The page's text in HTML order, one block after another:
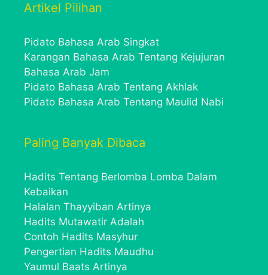
Artikel Pilihan
Pidato Bahasa Arab Singkat
Karangan Bahasa Arab Tentang Kejujuran
Bahasa Arab Jam
Pidato Bahasa Arab Tentang Akhlak
Pidato Bahasa Arab Tentang Maulid Nabi
Paling Banyak Dibaca
Hadits Tentang Berlomba Lomba Dalam
Kebaikan
Halalan Thayyiban Artinya
Hadits Mutawatir Adalah
Contoh Hadits Masyhur
Pengertian Hadits Maudhu
Yaumul Baats Artinya